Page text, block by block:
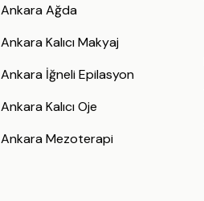
Ankara Ağda
Ankara Kalıcı Makyaj
Ankara İğneli Epilasyon
Ankara Kalıcı Oje
Ankara Mezoterapi